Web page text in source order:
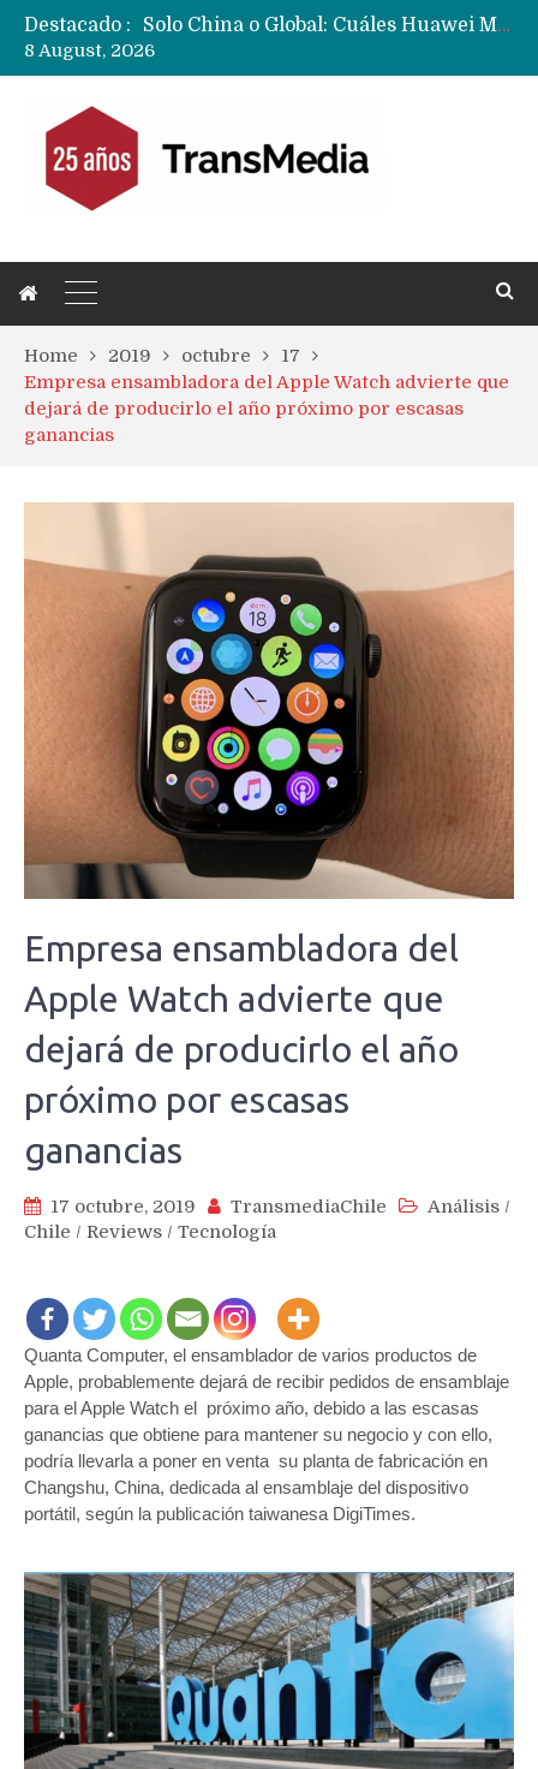
Destacado :
Data Centers de Huawei en Chile, México, Brasil,Perú y Argentina podrían verse afectados por arremetida de EE.UU
8 August, 2026
Home 2019 octubre
17
Empresa ensambladora del Apple Watch advierte que
dejará de producirlo el año próximo por escasas
ganancias
Empresa ensambladora del
Apple Watch advierte que
dejará de producirlo el año
próximo por escasas
ganancias
17 octubre, 2019 TransmediaChile Análisis /
Chile / Reviews / Tecnología
Quanta Computer, el ensamblador de varios productos de
Apple, probablemente dejará de recibir pedidos de ensamblaje
para el Apple Watch el próximo año, debido a las escasas
ganancias que obtiene para mantener su negocio y con ello,
podría llevarla a poner en venta su planta de fabricación en
Changshu, China, dedicada al ensamblaje del dispositivo
portátil, según la publicación taiwanesa DigiTimes.